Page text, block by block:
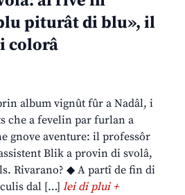
piturât di blu», il
colorâ
album vignût fûr a Nadâl, i
che a fevelin par furlan a
gnove aventure: il professôr
Blik a provin di svolâ,
Rivarano? ◆ A partî de fin di
dal […] lei di plui +